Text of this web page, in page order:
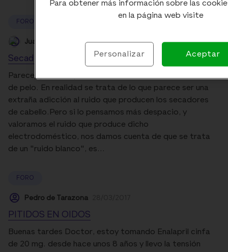
FORO
Juan Royo López 28/09/2017
Secadictos.
Parece que se ha puesto de moda la adicción al secador
de pelo. En realidad se trata de lo que parece ser una
extraña adicción al ruido que producen los secadores
de cabello.Pero si lo pensamos más despacio, y
valoramos el ruido que produce dicho
electrodoméstico, nos damos cuenta de que se trata
de un "ruido blanco", es...
FORO
Pedro de Tarazona
PITIDOS EN OIDOS
Buenas tardes Doctor, estoy tomando Enalapril cinfa
de 20 mg. desde hace unos 8 años y llevo la tensión
Para obtener más información sobre las
en la página web visite
Personalizar Aceptar